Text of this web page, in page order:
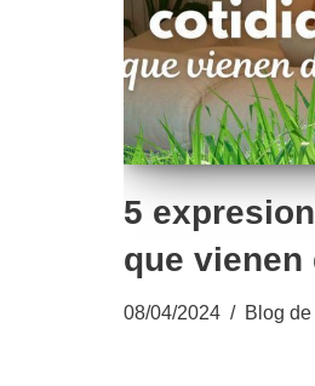
5
que vienen
08/04/2024 Blog